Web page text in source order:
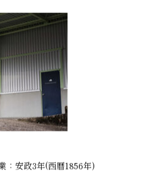
：安政3年(西暦1856年)